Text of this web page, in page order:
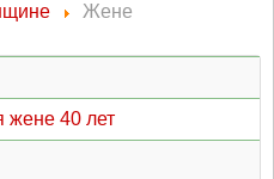
Жене
жене 40 лет